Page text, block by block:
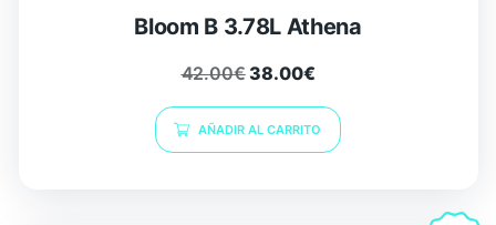
Bloom B 3.78L Athena
42.00€ 38.00€
AÑADIR AL CARRITO